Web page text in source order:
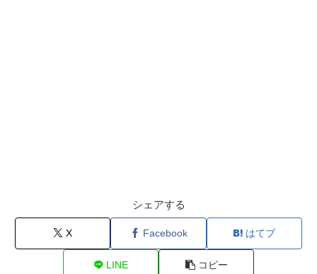
シェアする
X Facebook はてブ
LINE コピー